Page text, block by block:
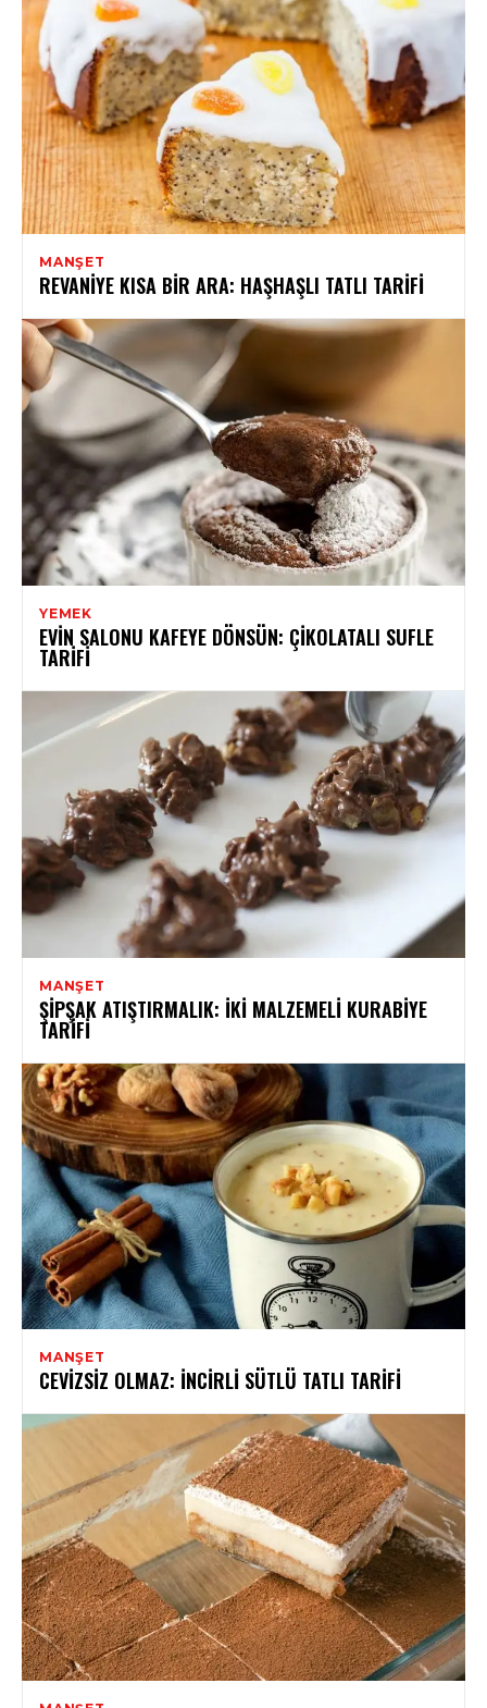
MANŞET
REVANIYE KISA BIR ARA: HAŞHAŞLI TATLI TARIFI
YEMEK
EVIN SALONU KAFEYE DÖNSÜN: ÇIKOLATALI SUFLE
TARIFI
MANŞET
ŞIPŞAK ATIŞTIRMALIK: İKI MALZEMELI KURABIYE
TARIFI
MANŞET
CEVIZSIZ OLMAZ: İNCIRLI SÜTLÜ TATLI TARIFI